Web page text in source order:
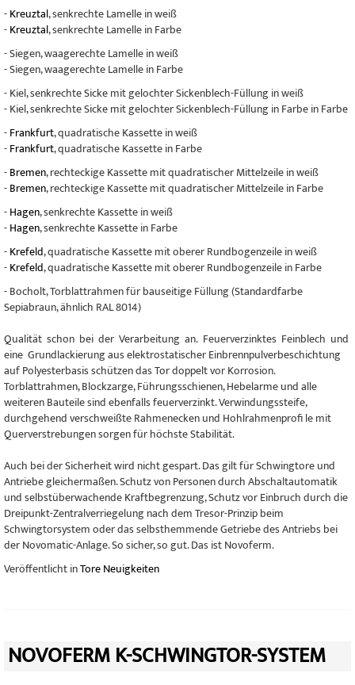
-Kreuztal, senkrechte Lamelle in weiß
-Kreuztal, senkrechte Lamelle in Farbe
- Siegen, waagerechte Lamelle in weiß
- Siegen, waagerechte Lamelle in Farbe
- Kiel, senkrechte Sicke mit gelochter Sickenblech-Füllung in weiß
- Kiel, senkrechte Sicke mit gelochter Sickenblech-Füllung in Farbe in Farbe
-Frankfurt, quadratische Kassette in weiß
-Frankfurt, quadratische Kassette in Farbe
-Bremen, rechteckige Kassette mit quadratischer Mittelzeile in weiß
-Bremen, rechteckige Kassette mit quadratischer Mittelzeile in Farbe
-Hagen, senkrechte Kassette in weiß
-Hagen, senkrechte Kassette in Farbe
-Krefeld, quadratische Kassette mit oberer Rundbogenzeile in weiß
-Krefeld, quadratische Kassette mit oberer Rundbogenzeile in Farbe
- Bocholt, Torblattrahmen für bauseitige Füllung (Standardfarbe
Sepiabraun, ähnlich RAL 8014)
Qualität schon bei der Verarbeitung an. Feuerverzinktes Feinblech und
eine Grundlackierung aus elektrostatischer Einbrennpulverbeschichtung
auf Polyesterbasis schützen das Tor doppelt vor Korrosion.
Torblattrahmen, Blockzarge, Führungsschienen, Hebelarme und alle
weiteren Bauteile sind ebenfalls feuerverzinkt. Verwindungssteife,
durchgehend verschweißte Rahmenecken und Hohlrahmenprofi le mit
Querverstrebungen sorgen für höchste Stabilität.
Auch bei der Sicherheit wird nicht gespart. Das gilt für Schwingtore und
Antriebe gleichermaßen. Schutz von Personen durch Abschaltautomatik
und selbstüberwachende Kraftbegrenzung, Schutz vor Einbruch durch die
Dreipunkt-Zentralverriegelung nach dem Tresor-Prinzip beim
Schwingtorsystem oder das selbsthemmende Getriebe des Antriebs bei
der Novomatic-Anlage. So sicher, so gut. Das ist Novoferm.
Veröffentlicht inTore Neuigkeiten
NOVOFERM K-SCHWINGTOR-SYSTEM